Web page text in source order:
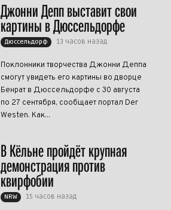
Джонни Депп выставит свои
картины в Дюссельдорфе
Дюссельдорф 13 часов назад
Поклонники творчества Джонни Деппа
смогут увидеть его картины во дворце
Бенрат в Дюссельдорфе с 30 августа
по 27 сентября, сообщает портал Der
Westen. Как...
В Кёльне пройдёт крупная
демонстрация против
квирфобии
NRW 15 часов назад